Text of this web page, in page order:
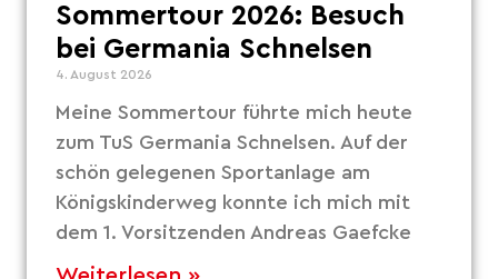
Sommertour 2026: Besuch
bei Germania Schnelsen
4. August 2026
Meine Sommertour führte mich heute
zum TuS Germania Schnelsen. Auf der
schön gelegenen Sportanlage am
Königskinderweg konnte ich mich mit
dem 1. Vorsitzenden Andreas Gaefcke